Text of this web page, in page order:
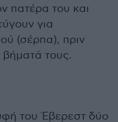
πατέρα του και
για
(σέρπα), πριν
βήματά τους.
του Έβερεστ δύο